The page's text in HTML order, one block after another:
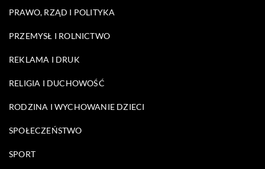
PRAWO, RZĄD I POLITYKA
PRZEMYSŁ I ROLNICTWO
REKLAMA I DRUK
RELIGIA I DUCHOWOŚĆ
RODZINA I WYCHOWANIE DZIECI
SPOŁECZEŃSTWO
SPORT